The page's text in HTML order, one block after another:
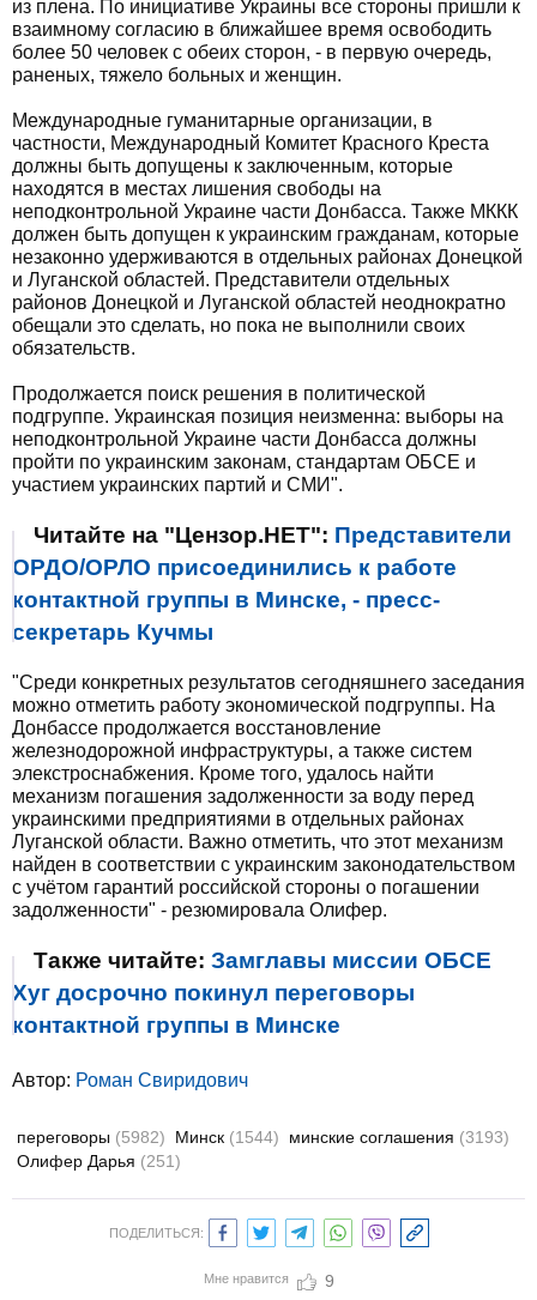
из плена. По инициативе Украины все стороны пришли к
взаимному согласию в ближайшее время освободить
более 50 человек с обеих сторон, - в первую очередь,
раненых, тяжело больных и женщин.
Международные гуманитарные организации, в
частности, Международный Комитет Красного Креста
должны быть допущены к заключенным, которые
находятся в местах лишения свободы на
неподконтрольной Украине части Донбасса. Также МККК
должен быть допущен к украинским гражданам, которые
незаконно удерживаются в отдельных районах Донецкой
и Луганской областей. Представители отдельных
районов Донецкой и Луганской областей неоднократно
обещали это сделать, но пока не выполнили своих
обязательств.
Продолжается поиск решения в политической
подгруппе. Украинская позиция неизменна: выборы на
неподконтрольной Украине части Донбасса должны
пройти по украинским законам, стандартам ОБСЕ и
участием украинских партий и СМИ".
Читайте на "Цензор.НЕТ": Представители
ОРДО/ОРЛО присоединились к работе
контактной группы в Минске, - пресс-
секретарь Кучмы
"Среди конкретных результатов сегодняшнего заседания
можно отметить работу экономической подгруппы. На
Донбассе продолжается восстановление
железнодорожной инфраструктуры, а также систем
элекстроснабжения. Кроме того, удалось найти
механизм погашения задолженности за воду перед
украинскими предприятиями в отдельных районах
Луганской области. Важно отметить, что этот механизм
найден в соответствии с украинским законодательством
с учётом гарантий российской стороны о погашении
задолженности" - резюмировала Олифер.
Также читайте: Замглавы миссии ОБСЕ
Хуг досрочно покинул переговоры
контактной группы в Минске
Автор: Роман Свиридович
переговоры (5982) Минск (1544) минские соглашения (3193)
Олифер Дарья (251)
ПОДЕЛИТЬСЯ:
Мне нравится 9